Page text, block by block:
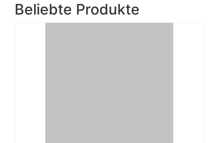
Beliebte Produkte